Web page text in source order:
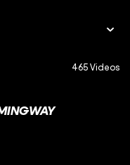
465 Videos